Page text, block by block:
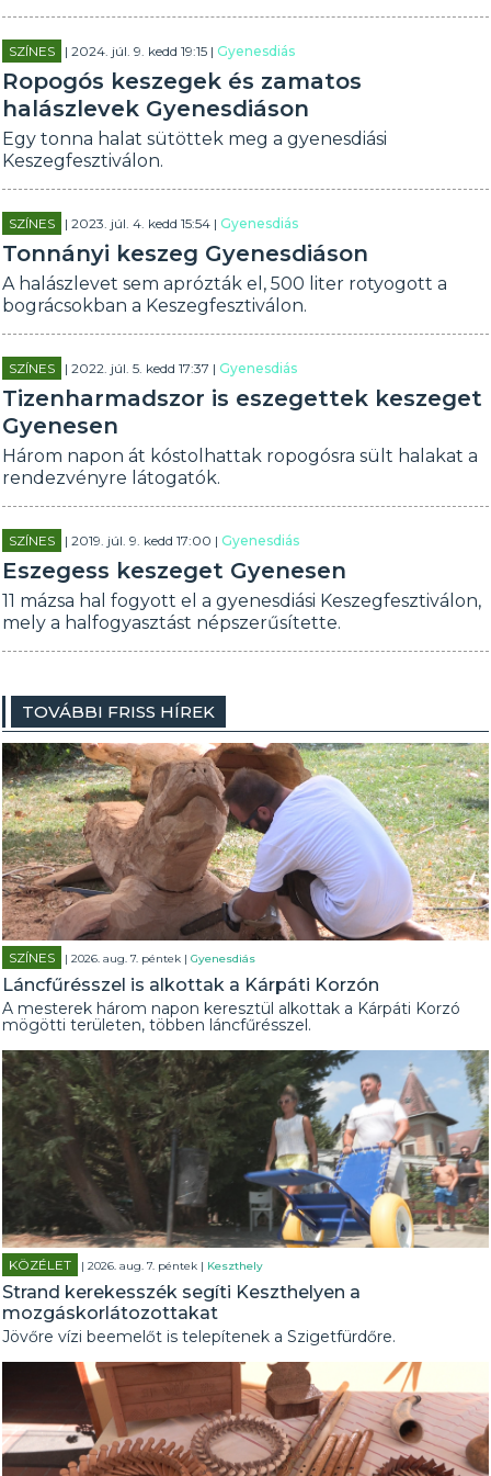
SZÍNES | 2024. júl. 9. kedd 19:15 |Gyenesdiás
Ropogós keszegek és zamatos
halászlevek Gyenesdiáson
Egy tonna halat sütöttek meg a gyenesdiási
Keszegfesztiválon.
SZÍNES | 2023. júl. 4. kedd 15:54 |Gyenesdiás
Tonnányi keszeg Gyenesdiáson
A halászlevet sem aprózták el, 500 liter rotyogott a
bográcsokban a Keszegfesztiválon.
SZÍNES | 2022. júl. 5. kedd 17:37 |Gyenesdiás
Tizenharmadszor is eszegettek keszeget
Gyenesen
Három napon át kóstolhattak ropogósra sült halakat a
rendezvényre látogatók.
SZÍNES | 2019. júl. 9. kedd 17:00 |Gyenesdiás
Eszegess keszeget Gyenesen
11 mázsa hal fogyott el a gyenesdiási Keszegfesztiválon,
mely a halfogyasztást népszerűsítette.
TOVÁBBI FRISS HÍREK
SZÍNES | 2026. aug. 7. péntek |Gyenesdiás
Láncfűrésszel is alkottak a Kárpáti Korzón
A mesterek három napon keresztül alkottak a Kárpáti Korzó
mögötti területen, többen láncfűrésszel.
KÖZÉLET | 2026. aug. 7. péntek | Keszthely
Strand kerekesszék segíti Keszthelyen a
mozgáskorlátozottakat
Jövőre vízi beemelőt is telepítenek a Szigetfürdőre.